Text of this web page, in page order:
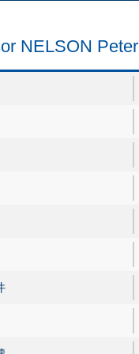
NELSON Peter